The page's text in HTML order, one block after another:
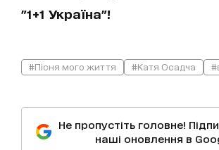
"1+1 Україна"!
#Пісня мого життя #Катя Осадча
Не пропустіть головне!
наші оновлення в